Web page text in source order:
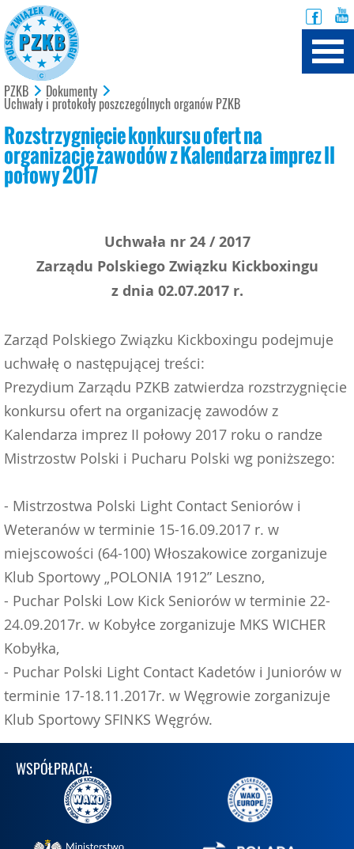
PZKB Dokumenty
Uchwały i protokoły poszczególnych organów PZKB
Rozstrzygnięcie konkursu ofert na
organizację zawodów z Kalendarza imprez II
połowy 2017
Uchwała nr 24 / 2017
Zarządu Polskiego Związku Kickboxingu
z dnia 02.07.2017 r.
Zarząd Polskiego Związku Kickboxingu podejmuje
uchwałę o następującej treści:
Prezydium Zarządu PZKB zatwierdza rozstrzygnięcie
konkursu ofert na organizację zawodów z
Kalendarza imprez II połowy 2017 roku o randze
Mistrzostw Polski i Pucharu Polski wg poniższego:
- Mistrzostwa Polski Light Contact Seniorów i
Weteranów w terminie 15-16.09.2017 r. w
miejscowości (64-100) Włoszakowice zorganizuje
Klub Sportowy „POLONIA 1912” Leszno,
- Puchar Polski Low Kick Seniorów w terminie 22-
24.09.2017r. w Kobyłce zorganizuje MKS WICHER
Kobyłka,
- Puchar Polski Light Contact Kadetów i Juniorów w
terminie 17-18.11.2017r. w Węgrowie zorganizuje
Klub Sportowy SFINKS Węgrów.
WSPÓŁPRACA: